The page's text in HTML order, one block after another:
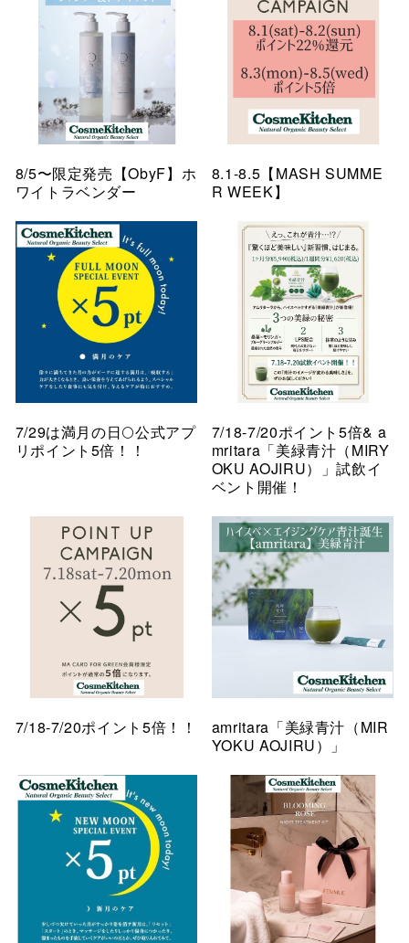
8/5〜限定発売【ObyF】ホ
ワイトラベンダー
8.1-8.5【MASH SUMME
R WEEK】
7/29は満月の日🌕公式アプ
リポイント5倍！！
7/18-7/20ポイント5倍& a
mritara「美緑青汁（MIRY
OKU AOJIRU）」試飲イ
ベント開催！
7/18-7/20ポイント5倍！！
amritara「美緑青汁（MIR
YOKU AOJIRU）」